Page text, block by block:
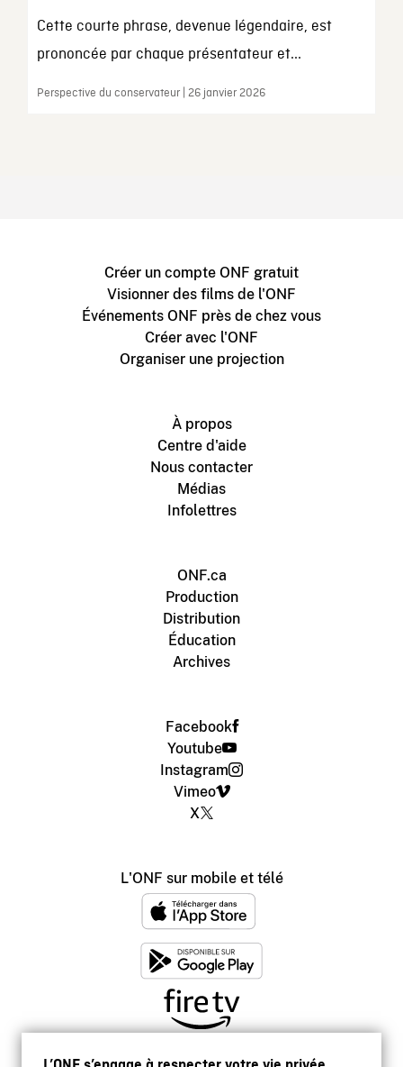
Cette courte phrase, devenue légendaire, est
prononcée par chaque présentateur et...
Perspective du conservateur | 26 janvier 2026
Créer un compte ONF gratuit
Visionner des films de l'ONF
Événements ONF près de chez vous
Créer avec l'ONF
Organiser une projection
À propos
Centre d'aide
Nous contacter
Médias
Infolettres
ONF.ca
Production
Distribution
Éducation
Archives
Facebook
Youtube
Instagram
Vimeo
X
L'ONF sur mobile et télé